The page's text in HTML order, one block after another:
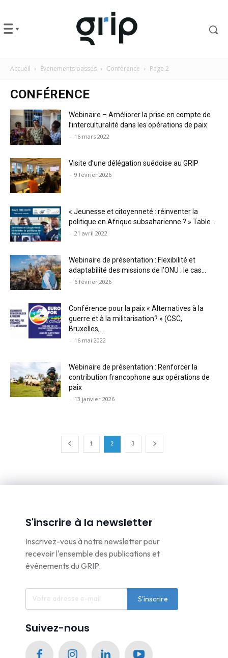
Accueil Événements passés Conférence Page 2
CONFÉRENCE
Webinaire – Améliorer la prise en compte de
l’interculturalité dans les opérations de paix
- 16 mars 2022
Visite d’une délégation suédoise au GRIP
- 9 février 2026
« Jeunesse et citoyenneté : réinventer la
politique en Afrique subsaharienne ? » Table...
- 21 avril 2022
Webinaire de présentation : Flexibilité et
adaptabilité des missions de l’ONU : le cas...
- 6 février 2026
Conférence pour la paix « Alternatives à la
guerre et à la militarisation? » (CSC,
Bruxelles,...
- 16 mai 2022
Webinaire de présentation : Renforcer la
contribution francophone aux opérations de
paix
- 13 janvier 2026
1 2 3
S'inscrire à la newsletter
Inscrivez-vous à notre newsletter pour
recevoir l'ensemble des publications et
événements du GRIP.
S'inscrire
Suivez-nous